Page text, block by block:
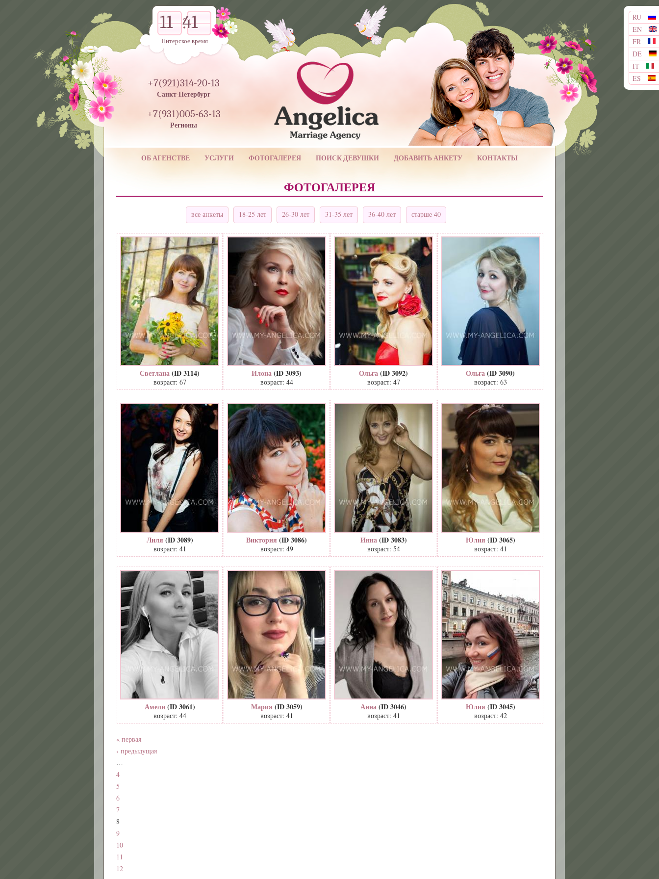
RU
EN
FR
DE
IT
ES
+7(921)314-20-13
Санкт-Петербург
+7(931)005-63-13
Регионы
11 41
Питерское время
ОБ АГЕНСТВЕ УСЛУГИ ФОТОГАЛЕРЕЯ ПОИСК ДЕВУШКИ ДОБАВИТЬ АНКЕТУ КОНТАКТЫ
ФОТОГАЛЕРЕЯ
все анкеты 18-25 лет 26-30 лет 31-35 лет 36-40 лет старше 40
Светлана(ID 3114)
возраст: 67
Илона(ID 3093)
возраст: 44
Ольга(ID 3092)
возраст: 47
Ольга(ID 3090)
возраст: 63
Лиля (ID 3089)
возраст: 41
Виктория (ID 3086)
возраст: 49
Инна (ID 3083)
возраст: 54
Юлия (ID 3065)
возраст: 41
Амели(ID 3061)
возраст: 44
Мария (ID 3059)
возраст: 41
Анна(ID 3046)
возраст: 41
Юлия (ID 3045)
возраст: 42
« первая
‹ предыдущая
…
4
5
6
7
8
9
10
11
12